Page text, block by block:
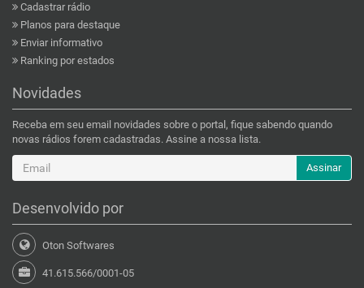
Cadastrar rádio
Planos para destaque
Enviar informativo
Ranking por estados
Novidades
Receba em seu email novidades sobre o portal, fique sabendo quando
novas rádios forem cadastradas. Assine a nossa lista.
Assinar
Desenvolvido por
Oton Softwares
41.615.566/0001-05